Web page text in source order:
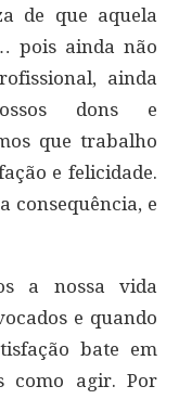
de que aquela
pois ainda não
ainda
dons e
que trabalho
e felicidade.
consequência, e
a nossa vida
e quando
bate em
como agir. Por